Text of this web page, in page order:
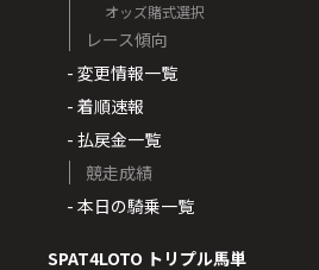
オッズ賭式選択
レース傾向
- 変更情報一覧
- 着順速報
- 払戻金一覧
競走成績
- 本日の騎乗一覧
SPAT4LOTO トリプル馬単